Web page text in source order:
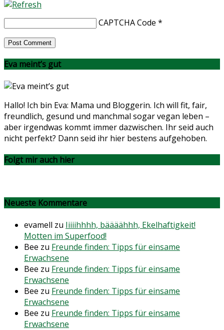
CAPTCHA Code *
Eva meint’s gut
Hallo! Ich bin Eva: Mama und Bloggerin. Ich will fit, fair,
freundlich, gesund und manchmal sogar vegan leben –
aber irgendwas kommt immer dazwischen. Ihr seid auch
nicht perfekt? Dann seid ihr hier bestens aufgehoben.
Folgt mir auch hier
Neueste Kommentare
evamell zu Iiiiihhhh, bäääähhh, Ekelhaftigkeit!
Motten im Superfood!
Bee zu Freunde finden: Tipps für einsame
Erwachsene
Bee zu Freunde finden: Tipps für einsame
Erwachsene
Bee zu Freunde finden: Tipps für einsame
Erwachsene
Bee zu Freunde finden: Tipps für einsame
Erwachsene